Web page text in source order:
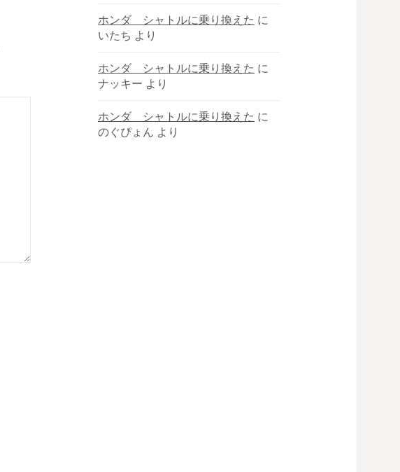
ホンダ シャトルに乗り換えた に
いたち より
ホンダ シャトルに乗り換えた に
ナッキー より
ホンダ シャトルに乗り換えた に
のぐぴょん より